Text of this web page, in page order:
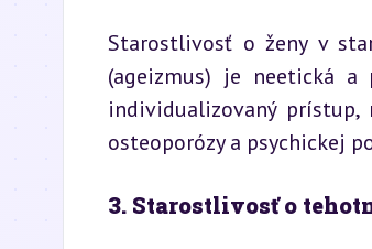
Starostlivosť o ženy v
(ageizmus) je neetická a
individualizovaný prístup,
osteoporózy a psychickej
3. Starostlivosť o